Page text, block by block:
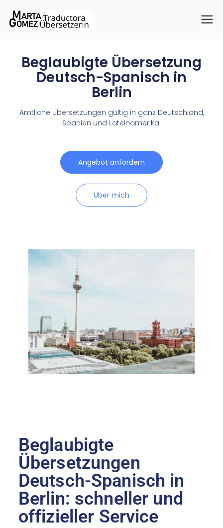
Übersetzeri
n Marta
Gómez
Beglaubigte Übersetzungen
Englisch
Beglaubigte Übersetzung
Deutsch-Spanisch in
Berlin
Amtliche Übersetzungen gültig in ganz Deutschland,
Spanien und Lateinamerika.
Angebot anfordern
Über mich
Beglaubigte
Übersetzungen
Deutsch-Spanisch in
Berlin: schneller und
offizieller Service